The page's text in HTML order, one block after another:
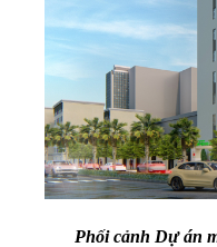
Phối cảnh Dự án